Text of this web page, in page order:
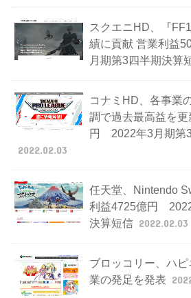
スクエニHD、『
績に貢献 営業利益
月期第3四半期決算
コナミHD、各事業
調で過去最高益を
円 2022年3月期第
2022.02.03
任天堂、Nintendo
利益4725億円
決算短信 2022.02.03
ブロッコリー、ハ
業の発足を発表